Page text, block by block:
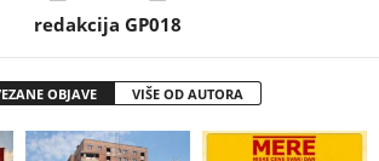
redakcija GP018
OBJAVE VIŠE OD AUTORA